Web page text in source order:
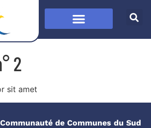
2
sit amet
de Communes du Sud